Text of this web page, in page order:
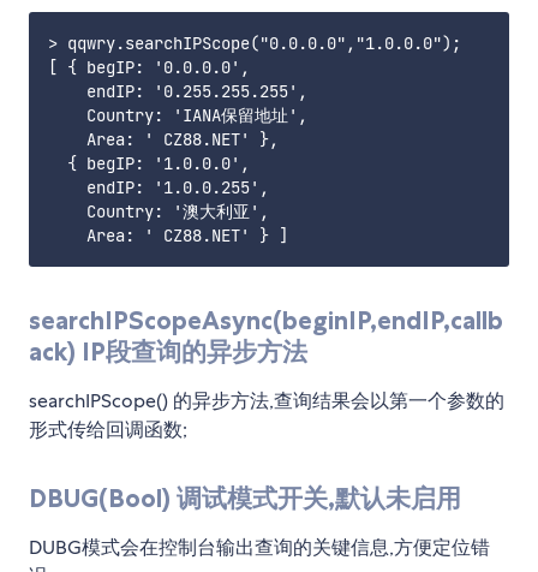
> qqwry.searchIPScope("0.0.0.0","1.0.0.0");
[ { begIP: '0.0.0.0',
    endIP: '0.255.255.255',
    Country: 'IANA保留地址',
    Area: ' CZ88.NET' },
  { begIP: '1.0.0.0',
    endIP: '1.0.0.255',
    Country: '澳大利亚',
searchIPScopeAsync(beginIP,endIP,callb
ack) IP段查询的异步方法
searchIPScope() 的异步方法,查询结果会以第一个参数的
形式传给回调函数;
DBUG(Bool) 调试模式开关,默认未启用
DUBG模式会在控制台输出查询的关键信息,方便定位错